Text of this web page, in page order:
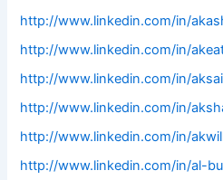
http://www.linkedin.com/in/
http://www.linkedin.com/in/
http://www.linkedin.com/in/
http://www.linkedin.com/in/
http://www.linkedin.com/in/
http://www.linkedin.com/in/al-